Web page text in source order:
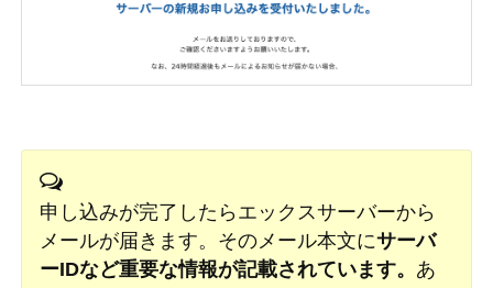
申し込みが完了したらエックスサーバーから
メールが届きます。そのメール本文にサーバ
ーIDなど重要な情報が記載されています。 あ